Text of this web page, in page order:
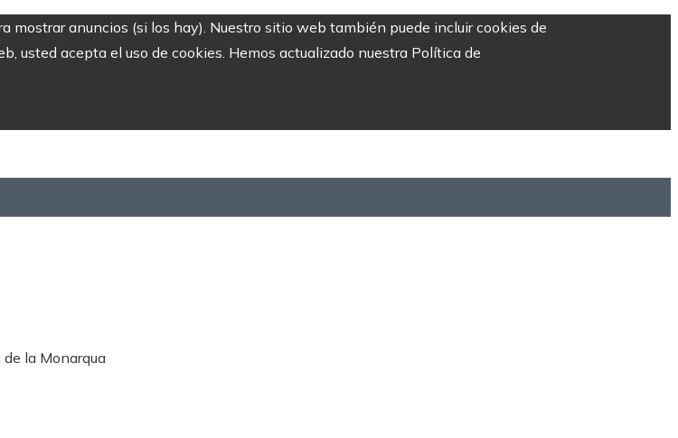
anuncios (si los hay). Nuestro sitio web también puede incluir cookies de
usted acepta el uso de cookies. Hemos actualizado nuestra Política de
la Monarqua